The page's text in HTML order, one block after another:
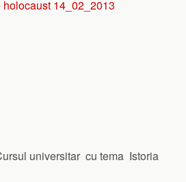
universitar cu tema Istoria